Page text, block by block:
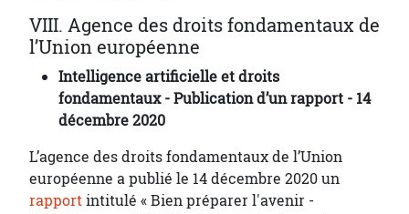
VIII. Agence des droits fondamentaux de
l’Union européenne
Intelligence artificielle et droits
fondamentaux - Publication d’un rapport - 14
décembre 2020
L’agence des droits fondamentaux de l’Union
européenne a publié le 14 décembre 2020 un
rapportintitulé « Bien préparer l'avenir -